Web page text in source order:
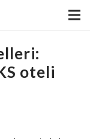
oteli